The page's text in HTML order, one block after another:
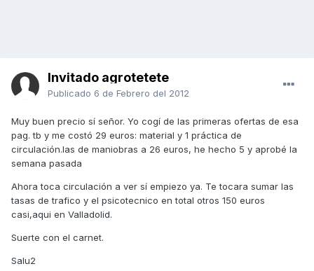
Invitado agrotetete
Publicado 6 de Febrero del 2012
Muy buen precio sí señor. Yo cogí de las primeras ofertas de esa
pag. tb y me costó 29 euros: material y 1 práctica de
circulación.las de maniobras a 26 euros, he hecho 5 y aprobé la
semana pasada
Ahora toca circulación a ver sí empiezo ya. Te tocara sumar las
tasas de trafico y el psicotecnico en total otros 150 euros
casi,aqui en Valladolid.
Suerte con el carnet.
Salu2